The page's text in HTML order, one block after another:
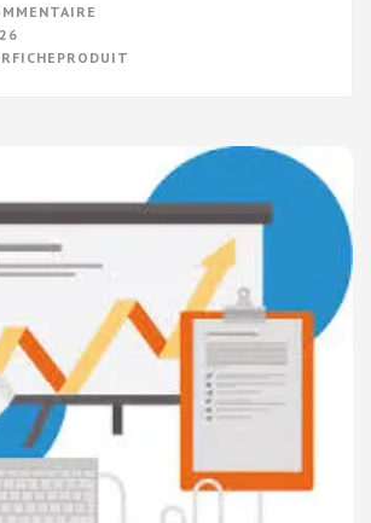
VISIBILITÉ
RÉFÉRENCEMENT